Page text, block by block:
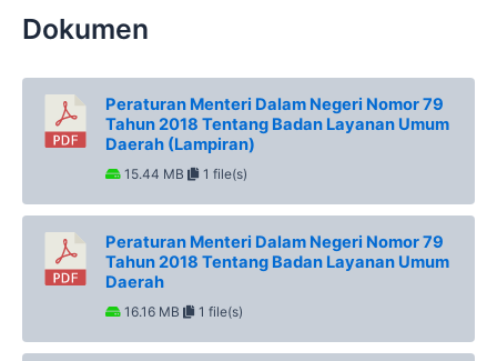
Dokumen
Peraturan Menteri Dalam Negeri Nomor 79
Tahun 2018 Tentang Badan Layanan Umum
Daerah (Lampiran)
15.44 MB 1 file(s)
Peraturan Menteri Dalam Negeri Nomor 79
Tahun 2018 Tentang Badan Layanan Umum
Daerah
16.16 MB 1 file(s)